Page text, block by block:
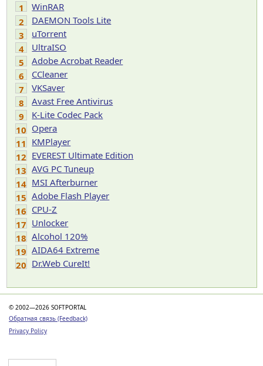
1
WinRAR
2
DAEMON Tools Lite
3
uTorrent
4
UltraISO
5
Adobe Acrobat Reader
6
CCleaner
7
VKSaver
8
Avast Free Antivirus
9
K-Lite Codec Pack
10 Opera
11 KMPlayer
12 EVEREST Ultimate Edition
13 AVG PC Tuneup
14 MSI Afterburner
15 Adobe Flash Player
16 CPU-Z
17 Unlocker
18 Alcohol 120%
19 AIDA64 Extreme
20 Dr.Web CureIt!
© 2002—2026 SOFTPORTAL
Обратная связь (Feedback)
Privacy Policy